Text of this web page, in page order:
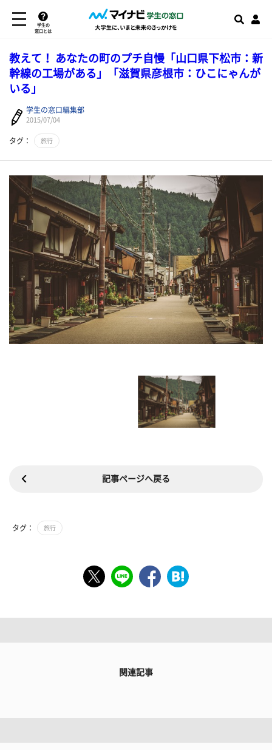
学生の
窓口とは
教えて！ あなたの町のプチ自慢「山口県下松市：新
幹線の工場がある」「滋賀県彦根市：ひこにゃんが
いる」
学生の窓口編集部
2015/07/04
タグ： 旅行
記事ページへ戻る
タグ： 旅行
関連記事